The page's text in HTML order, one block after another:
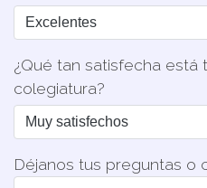
¿Qué tan satisfecha está
colegiatura?
Déjanos tus preguntas o